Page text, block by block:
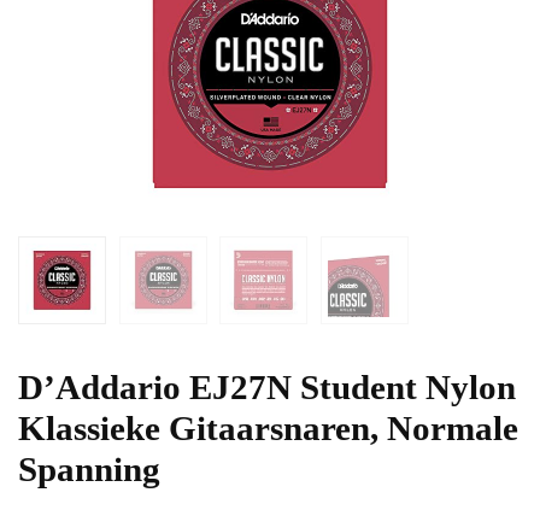
D’Addario EJ27N Student Nylon
Klassieke Gitaarsnaren, Normale
Spanning